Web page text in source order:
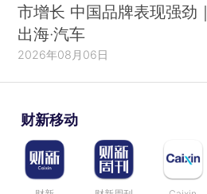
市增长 中国品牌表现强劲｜
出海·汽车
2026年08月06日
财新移动